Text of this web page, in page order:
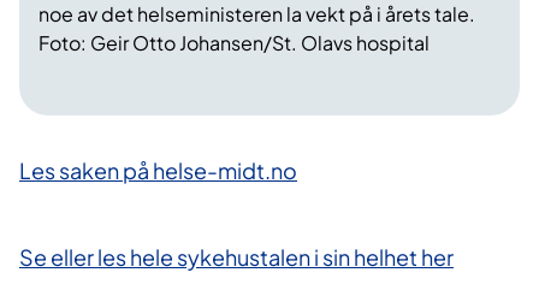
noe av det helseministeren la vekt på i årets tale.
Foto: Geir Otto Johansen/St. Olavs hospital
Les saken på helse-midt.no​
Se eller les hele sykehustalen i sin helhet her